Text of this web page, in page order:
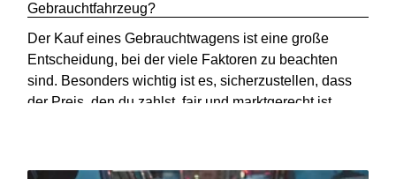
Gebrauchtfahrzeug?
Der Kauf eines Gebrauchtwagens ist eine große
Entscheidung, bei der viele Faktoren zu beachten
sind. Besonders wichtig ist es, sicherzustellen, dass
der Preis, den du zahlst, fair und marktgerecht ist.